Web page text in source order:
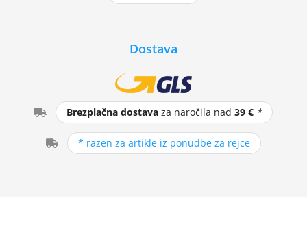
Dostava
Brezplačna dostava za naročila nad39 € *
* razen za artikle iz ponudbe za rejce